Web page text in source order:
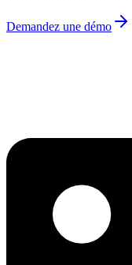
Demandez une démo